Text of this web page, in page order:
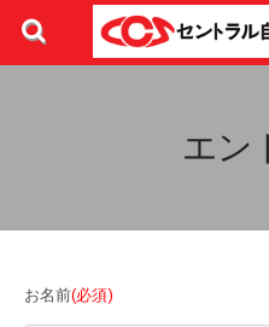
エン
お名前(必須)